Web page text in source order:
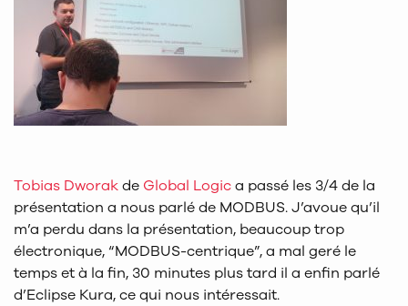
Tobias Dworakde Global Logica passé les 3/4 de la
présentation a nous parlé de MODBUS. J’avoue qu’il
m’a perdu dans la présentation, beaucoup trop
électronique, “MODBUS-centrique”, a mal geré le
temps et à la fin, 30 minutes plus tard il a enfin parlé
d’Eclipse Kura, ce qui nous intéressait.